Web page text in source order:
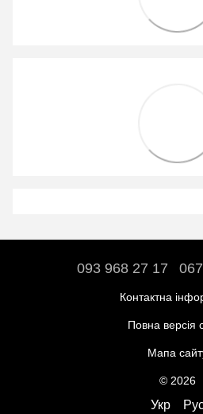
093 968 27 17
Контактна
Повна версія
Мапа
© 2026
Укр